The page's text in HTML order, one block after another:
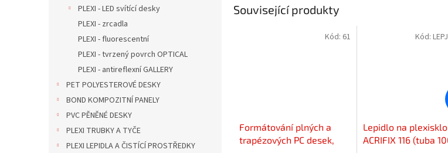
PLEXI - LED svítící desky
PLEXI - zrcadla
PLEXI - fluorescentní
PLEXI - tvrzený povrch OPTICAL
PLEXI - antireflexní GALLERY
PET POLYESTEROVÉ DESKY
BOND KOMPOZITNÍ PANELY
PVC PĚNĚNÉ DESKY
PLEXI TRUBKY A TYČE
PLEXI LEPIDLA A ČISTÍCÍ PROSTŘEDKY
Související produkty
Formátování plných a
trapézových PC desek,
Kód: 61
Lepidlo na plexisklo
ACRIFIX 116 (tuba
Kód: